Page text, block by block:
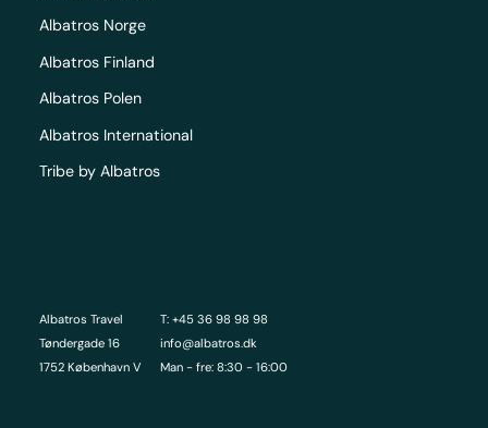
Albatros Travel
Tøndergade 16
1752 København V
T: +45 36 98 98 98
info@albatros.dk
Man - fre: 8:30 - 16:00
Albatros Norge
Albatros Finland
Albatros Polen
Albatros International
Tribe by Albatros